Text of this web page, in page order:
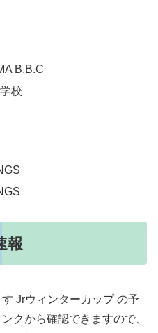
B.B.C
校
報
Jrウィンターカップ の予
クから確認できますので、